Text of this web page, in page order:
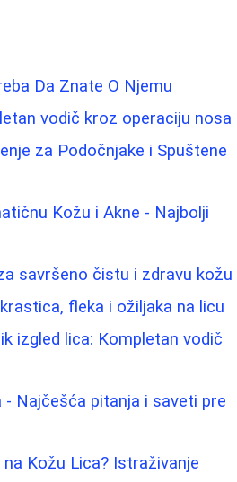
Da Znate O Njemu
vodič kroz operaciju nosa
za Podočnjake i Spuštene
Kožu i Akne - Najbolji
savršeno čistu i zdravu kožu
fleka i ožiljaka na licu
izgled lica: Kompletan vodič
- Najčešća pitanja i saveti pre
Kožu Lica? Istraživanje